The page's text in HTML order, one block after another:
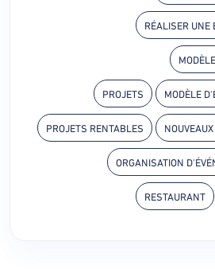
RÉALISER UNE
MODÈLE
PROJETS
PROJETS RENTABLES
ORGANISATION
RESTAURANT